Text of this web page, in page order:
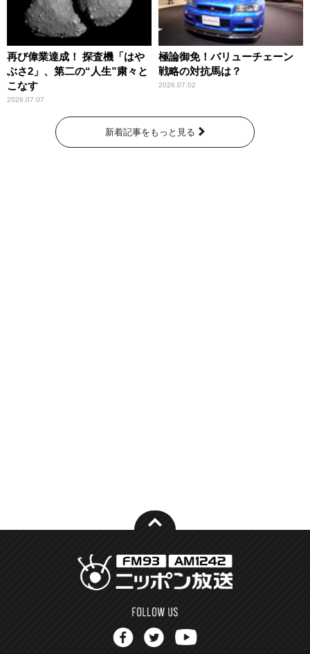
再び偉業達成！ 探査機「はや
ぶさ2」、第二の“人生”粛々と
こなす
2026.07.07
極論御免！バリューチェーン
戦略の対抗馬は？
2026.07.02
新着記事をもっと見る